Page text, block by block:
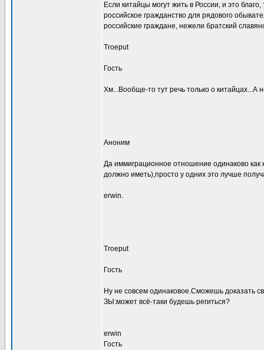
Если китайцы могут жить в России, и это
российское гражданство для рядового
российские граждане, нежели братский
Troeput
Гость
Хм...Вообще-то тут речь только о китайцах...А
Аноним
Да иммиграционное отношение одинаково как
должно иметь),просто у одних это лучше
erwin.
Troeput
Гость
Ну не совсем одинаковое.Сможешь доказать
ЗЫ:может всё-таки будешь региться?
erwin
Гость